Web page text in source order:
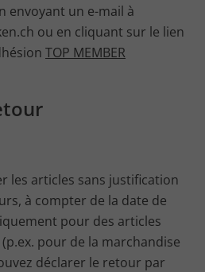
envoyant un e-mail à
ou en cliquant sur le lien
TOP MEMBER
les articles sans justification
à compter de la date de
pour des articles
pour de la marchandise
déclarer le retour par